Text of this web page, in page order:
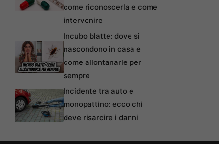
come riconoscerla e come
intervenire
Incubo blatte: dove si
nascondono in casa e
come allontanarle per
sempre
Incidente tra auto e
monopattino: ecco chi
deve risarcire i danni